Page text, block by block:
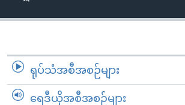
ကျော်
ရုပ်သံအစီအစဉ်များ
ရေဒီယိုအစီအစဉ်များ